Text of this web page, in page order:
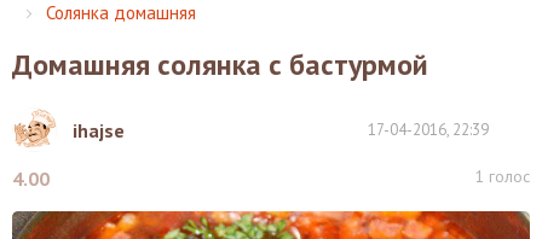
Солянка домашняя
Домашняя солянка с бастурмой
ihajse 17-04-2016, 22:39
4.00 1 голос